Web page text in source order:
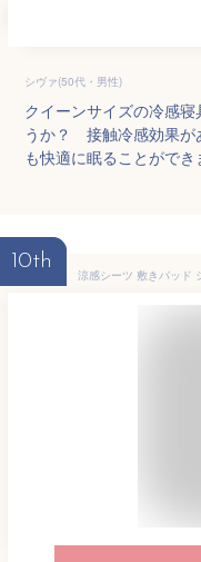
シヴァ(50代・男性)
クイーンサイズの冷感
うか？ 接触冷感効果が
も快適に眠ることができ
10th